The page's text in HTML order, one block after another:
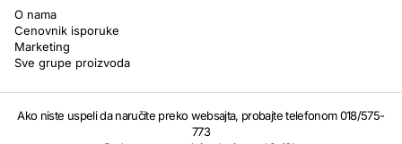
O nama
Cenovnik isporuke
Marketing
Sve grupe proizvoda
Ako niste uspeli da naručite preko websajta, probajte telefonom 018/575-
773